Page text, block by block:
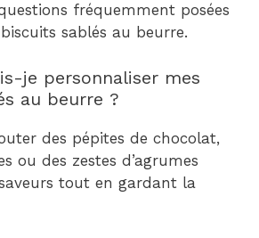
fréquemment posées
sablés au beurre.
je personnaliser mes
au beurre ?
des pépites de chocolat,
ou des zestes d’agrumes
tout en gardant la